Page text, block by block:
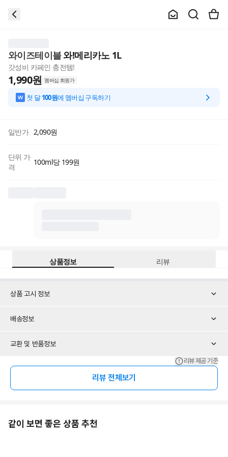
와이즈테이블와!메리카노 1L
갓성비 카페인 충전템!
1,990원 멤버십 회원가
첫 달100원에 멤버십 구독하기
일반가 2,090원
단위 가
격
100ml당 199원
상품정보 리뷰
상품 고시 정보
배송정보
교환 및 반품정보
리뷰 제공 기준
리뷰 전체보기
같이 보면 좋은 상품 추천